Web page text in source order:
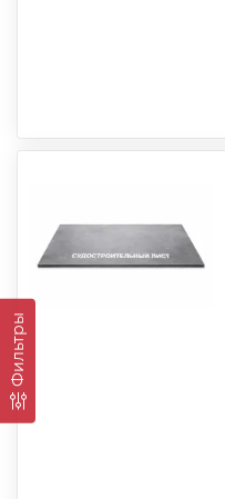
Фильтры